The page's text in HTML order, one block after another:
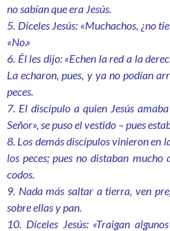
no sabían que era Jesús.
5. Díceles Jesús: «Muchachos, ¿no
«No.»
6. Él les dijo: «Echen la red a la
La echaron, pues, y ya no podían
peces.
7. El discípulo a quien Jesús
Señor», se puso el vestido – pues
8. Los demás discípulos vinieron en
los peces; pues no distaban mucho
codos.
9. Nada más saltar a tierra, ven
sobre ellas y pan.
10. Díceles Jesús: «Traigan